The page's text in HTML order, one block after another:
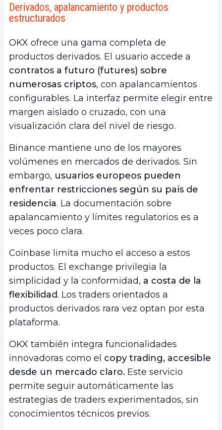
Derivados, apalancamiento y productos
estructurados
OKX ofrece una gama completa de
productos derivados. El usuario accede a
contratos a futuro (futures) sobre
numerosas criptos, con apalancamientos
configurables. La interfaz permite elegir entre
margen aislado o cruzado, con una
visualización clara del nivel de riesgo.
Binance mantiene uno de los mayores
volúmenes en mercados de derivados. Sin
embargo, usuarios europeos pueden
enfrentar restricciones según su país de
residencia. La documentación sobre
apalancamiento y límites regulatorios es a
veces poco clara.
Coinbase limita mucho el acceso a estos
productos. El exchange privilegia la
simplicidad y la conformidad, a costa de la
flexibilidad. Los traders orientados a
productos derivados rara vez optan por esta
plataforma.
OKX también integra funcionalidades
innovadoras como el copy trading, accesible
desde un mercado claro. Este servicio
permite seguir automáticamente las
estrategias de traders experimentados, sin
conocimientos técnicos previos.